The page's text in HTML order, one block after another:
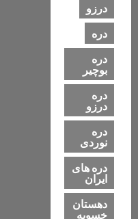
درزو
دره
دره
بوچیر
دره
درزو
دره
نوردی
دره های
ایران
دهستان
خسویه